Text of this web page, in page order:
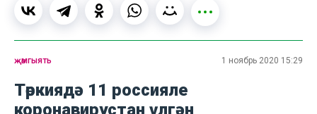
җәмгыять 1 ноябрь 2020 15:29
Төркиядә 11 россияле
коронавирустан үлгән